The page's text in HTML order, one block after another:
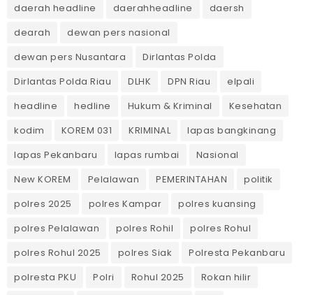
daerah headline
daerahheadline
daersh
dearah
dewan pers nasional
dewan pers Nusantara
Dirlantas Polda
Dirlantas Polda Riau
DLHK DPN Riau
elpali
headline
hedline Hukum & Kriminal
Kesehatan
kodim
KOREM 031 KRIMINAL
lapas bangkinang
lapas Pekanbaru
lapas rumbai
Nasional
New KOREM
Pelalawan PEMERINTAHAN
politik
polres 2025
polres Kampar
polres kuansing
polres Pelalawan
polres Rohil
polres Rohul
polres Rohul 2025
polres Siak
Polresta Pekanbaru
polresta PKU
Polri Rohul 2025
Rokan hilir